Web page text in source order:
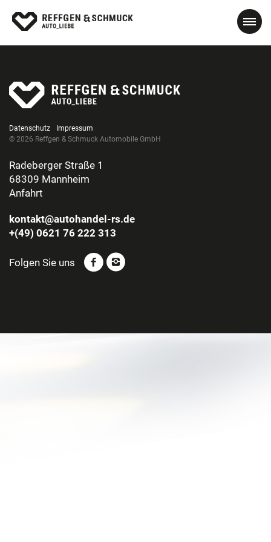
Datenschutz
Impressum
© 2026 Reffgen & Schmuck Automobile GmbH
Radeberger Straße 1
68309 Mannheim
Anfahrt
kontakt@autohandel-rs.de
+(49) 0621 76 222 313
Folgen Sie uns